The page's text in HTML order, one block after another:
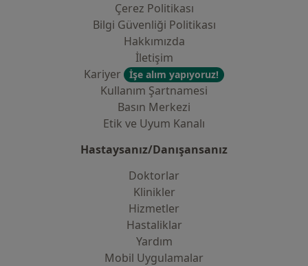
Çerez Politikası
Bilgi Güvenliği Politikası
Hakkımızda
İletişim
Kariyer
İşe alım yapıyoruz!
Kullanım Şartnamesi
Basın Merkezi
Etik ve Uyum Kanalı
Hastaysanız/Danışansanız
Doktorlar
Klinikler
Hizmetler
Hastaliklar
Yardım
Mobil Uygulamalar